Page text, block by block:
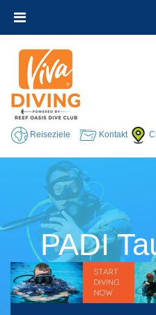
Reiseziele Kontakt
PADI